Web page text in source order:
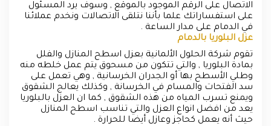
الاتصال على الرقم الموجود بالموقع , وسوف يرد المسئول
على استفساراتك علما بأننا نتلقى الاتصالات ونخدم عملائنا
في الدمام على مدار الساعة .
عزل البلوريا بالدمام
تقوم شركة الحلول الألمانية بعزل اسطح المنازل والفلل
بمادة البلوريا , والتي تتكون من مسحوق يتم عمل خلطه منه
وطلي الأسطح بها أو الجدران الخرسانية , وهي تعمل على
سد الفتحات والمسام في الخرسانة , وكذلك يعالج الشقوق
ويمنع تسرب المياه من هذه الشقوق , كما ان العزل بالبلوريا
يعد من افضل انواع العزل والتي تناسب اسطح المنازل
حيث أنه يعمل كحاجز وعازل أيضا للحرارة .